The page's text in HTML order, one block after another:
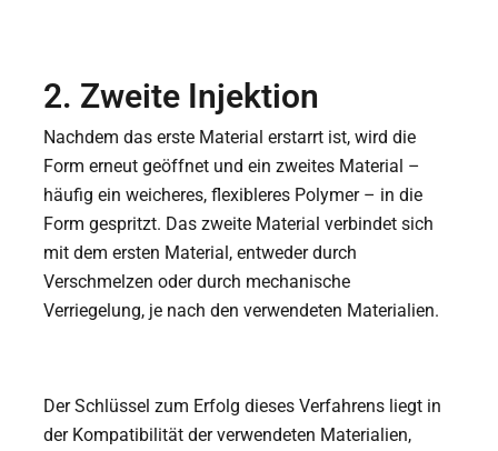
2. Zweite Injektion
Nachdem das erste Material erstarrt ist, wird die
Form erneut geöffnet und ein zweites Material –
häufig ein weicheres, flexibleres Polymer – in die
Form gespritzt. Das zweite Material verbindet sich
mit dem ersten Material, entweder durch
Verschmelzen oder durch mechanische
Verriegelung, je nach den verwendeten Materialien.
Der Schlüssel zum Erfolg dieses Verfahrens liegt in
der Kompatibilität der verwendeten Materialien,